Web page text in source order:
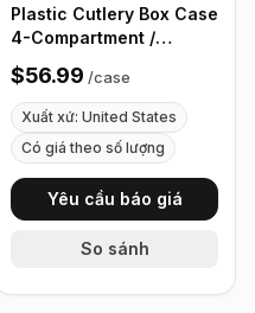
Plastic Cutlery Box Case
4-Compartment /
Flatware Bin with
Handles - 5 Pieces
$56.99 /case
Xuất xứ: United States
Có giá theo số lượng
Yêu cầu báo giá
So sánh